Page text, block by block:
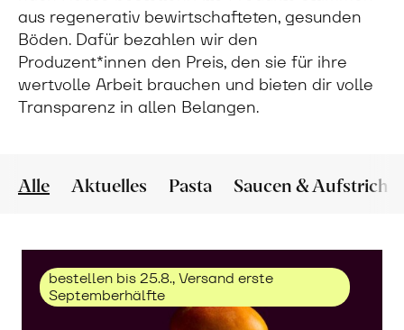
aus regenerativ bewirtschafteten, gesunden
Böden. Dafür bezahlen wir den
Produzent*innen den Preis, den sie für ihre
wertvolle Arbeit brauchen und bieten dir volle
Transparenz in allen Belangen.
Alle Aktuelles Pasta Saucen & Aufstriche
bestellen bis 25.8., Versand erste
Septemberhälfte